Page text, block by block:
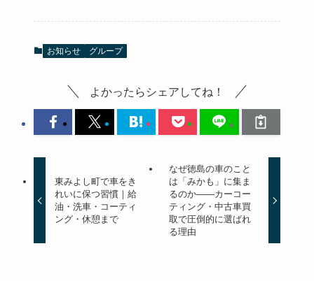
お知らせ グループ
よかったらシェアしてね！
東みよし町で車をき
れいに保つ習慣｜給
油・洗車・コーティ
ング・休憩まで
なぜ徳島の車のこと
は「みかも」に集ま
るのか——カーコー
ティング・中古車買
取で圧倒的に選ばれ
る理由